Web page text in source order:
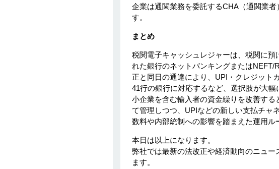
企業は通関業務を委託するCHA（通関業
す。
まとめ
税関電子キャッシュレジャーは、税関に
れた銀行のネットバンキングまたはNEFT/
正と同日の通達により、UPI・クレジット
41行の銀行に対応するなど、選択肢が大
小企業を含む輸入者の資金繰りを改善す
て管理しつつ、UPIなどの新しい支払チャ
数料や内部統制への影響を踏まえた運用ル
本日は以上になります。
弊社では最新の法改正や経済動向のニュ
ます。